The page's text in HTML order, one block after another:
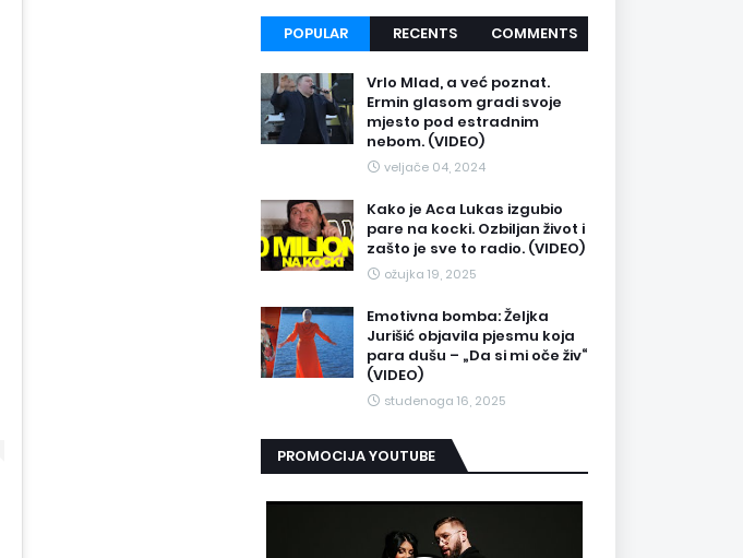
POPULAR RECENTS COMMENTS
Vrlo Mlad, a već poznat.
Ermin glasom gradi svoje
mjesto pod estradnim
nebom. (VIDEO)
veljače 04, 2024
Kako je Aca Lukas izgubio
pare na kocki. Ozbiljan život i
zašto je sve to radio. (VIDEO)
ožujka 19, 2025
Emotivna bomba: Željka
Jurišić objavila pjesmu koja
para dušu – „Da si mi oče živ“
(VIDEO)
studenoga 16, 2025
PROMOCIJA YOUTUBE